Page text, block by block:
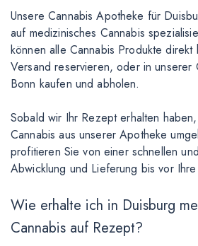
Unsere Cannabis Apotheke für
auf medizinisches Cannabis
können alle Cannabis Produkte
Versand reservieren, oder in
Bonn kaufen und abholen.
Sobald wir Ihr Rezept erhalten
Cannabis aus unserer Apotheke
profitieren Sie von einer schnellen
Abwicklung und Lieferung bis vor
Wie erhalte ich in Duisburg
Cannabis auf Rezept?